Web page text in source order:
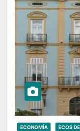
ECONOMÍA ECOS